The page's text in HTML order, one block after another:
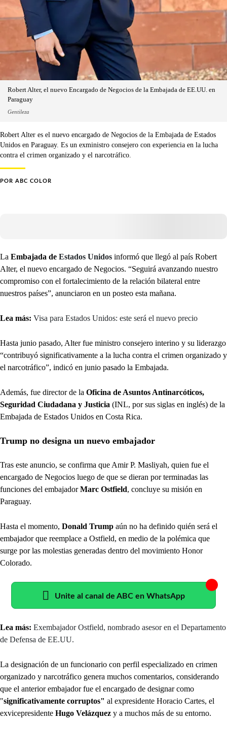
Robert Alter, el nuevo Encargado de Negocios de la Embajada de EE.UU. en
Paraguay
Gentileza
Robert Alter es el nuevo encargado de Negocios de la Embajada de Estados
Unidos en Paraguay. Es un exministro consejero con experiencia en la lucha
contra el crimen organizado y el narcotráfico.
POR ABC COLOR
La Embajada de Estados Unidos informó que llegó al país Robert
Alter, el nuevo encargado de Negocios. “Seguirá avanzando nuestro
compromiso con el fortalecimiento de la relación bilateral entre
nuestros países”, anunciaron en un posteo esta mañana.
Lea más: Visa para Estados Unidos: este será el nuevo precio
Hasta junio pasado, Alter fue ministro consejero interino y su liderazgo
“contribuyó significativamente a la lucha contra el crimen organizado y
el narcotráfico”, indicó en junio pasado la Embajada.
Además, fue director de la Oficina de Asuntos Antinarcóticos,
Seguridad Ciudadana y Justicia (INL, por sus siglas en inglés) de la
Embajada de Estados Unidos en Costa Rica.
Trump no designa un nuevo embajador
Tras este anuncio, se confirma que Amir P. Masliyah, quien fue el
encargado de Negocios luego de que se dieran por terminadas las
funciones del embajadorMarc Ostfield, concluye su misión en
Paraguay.
Hasta el momento, Donald Trump aún no ha definido quién será el
embajador que reemplace a Ostfield, en medio de la polémica que
surge por las molestias generadas dentro del movimiento Honor
Colorado.
Unite al canal de ABC en WhatsApp
Lea más: Exembajador Ostfield, nombrado asesor en el Departamento
de Defensa de EE.UU.
La designación de un funcionario con perfil especializado en crimen
organizado y narcotráfico genera muchos comentarios, considerando
que el anterior embajador fue el encargado de designar como
"significativamente corruptos" al expresidente Horacio Cartes, el
exvicepresidente Hugo Velázquez y a muchos más de su entorno.